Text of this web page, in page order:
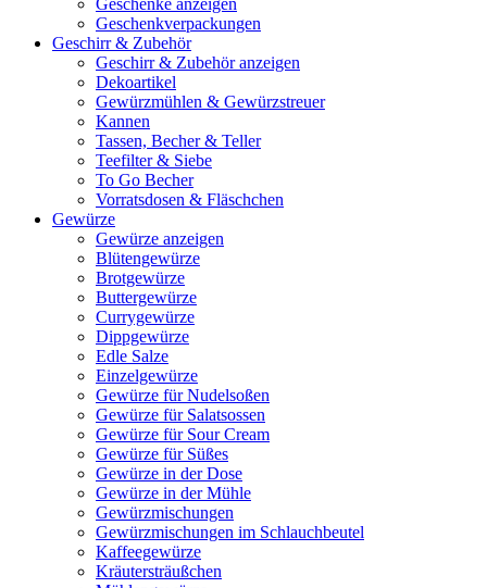
Geschenkverpackungen
Geschirr & Zubehör
Geschirr & Zubehör anzeigen
Dekoartikel
Gewürzmühlen & Gewürzstreuer
Kannen
Tassen, Becher & Teller
Teefilter & Siebe
To Go Becher
Vorratsdosen & Fläschchen
Gewürze
Gewürze anzeigen
Blütengewürze
Brotgewürze
Buttergewürze
Currygewürze
Dippgewürze
Edle Salze
Einzelgewürze
Gewürze für Nudelsoßen
Gewürze für Salatsossen
Gewürze für Sour Cream
Gewürze für Süßes
Gewürze in der Dose
Gewürze in der Mühle
Gewürzmischungen
Gewürzmischungen im Schlauchbeutel
Kaffeegewürze
Kräutersträußchen